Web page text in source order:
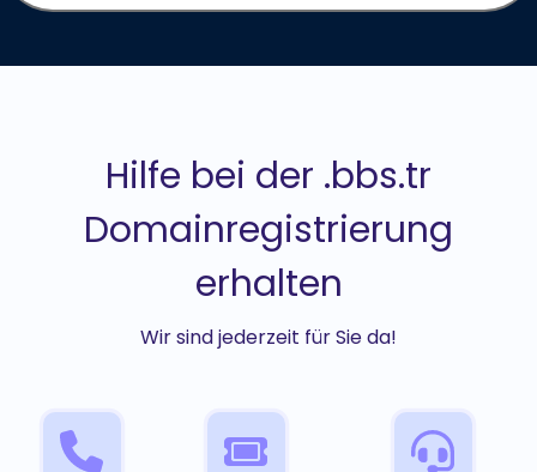
Hilfe bei der .bbs.tr
Domainregistrierung
erhalten
Wir sind jederzeit für Sie da!